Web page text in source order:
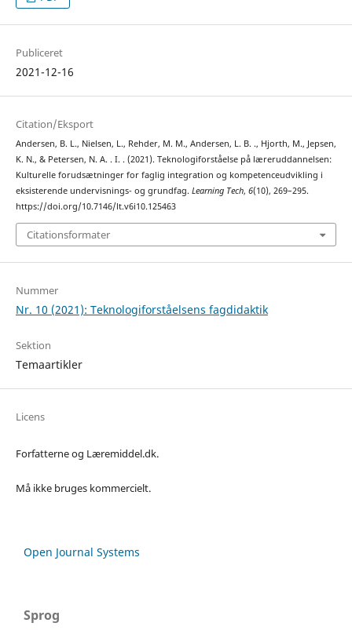
Publiceret
2021-12-16
Citation/Eksport
Andersen, B. L., Nielsen, L., Rehder, M. M., Andersen, L. B. ., Hjorth, M., Jepsen,
K. N., & Petersen, N. A. . I. . (2021). Teknologiforståelse på læreruddannelsen:
Kulturelle forudsætninger for faglig integration og kompetenceudvikling i
eksisterende undervisnings- og grundfag. Learning Tech, 6(10), 269–295.
https://doi.org/10.7146/lt.v6i10.125463
Citationsformater
Nummer
Nr. 10 (2021): Teknologiforståelsens fagdidaktik
Sektion
Temaartikler
Licens
Forfatterne og Læremiddel.dk.
Må ikke bruges kommercielt.
Open Journal Systems
Sprog